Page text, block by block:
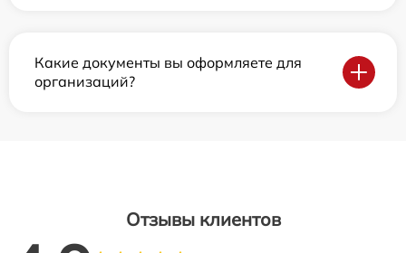
Какие документы вы оформляете для
организаций?
Отзывы клиентов